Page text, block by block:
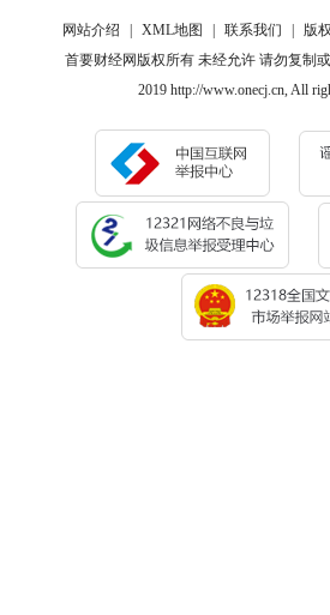
网站介绍 XML地图 联系我们 版
首要财经网版权所有 未经允许 请勿复制
2019 http://www.onecj.cn, All